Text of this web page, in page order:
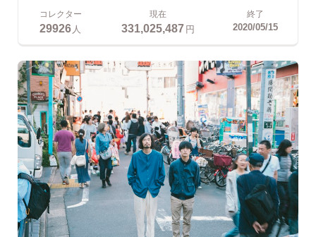
コレクター
29926 人
現在
331,025,487円
終了
2020/05/15